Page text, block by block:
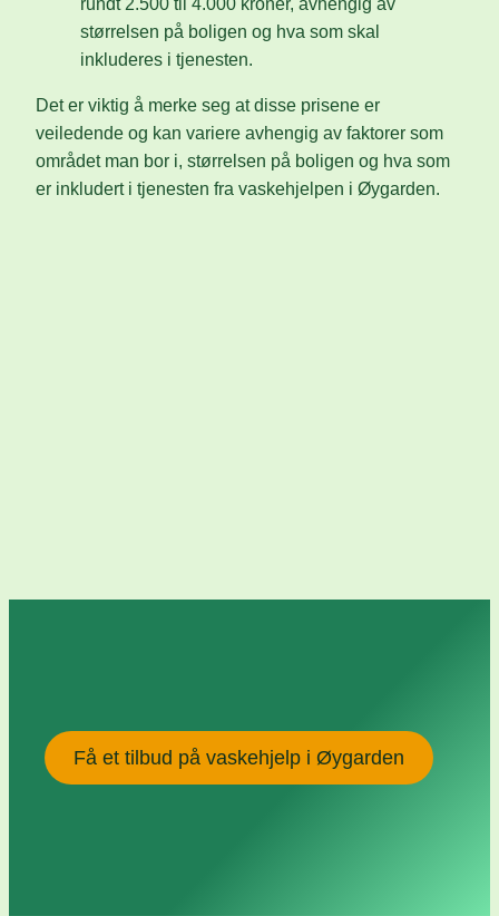
rundt 2.500 til 4.000 kroner, avhengig av
størrelsen på boligen og hva som skal
inkluderes i tjenesten.
Det er viktig å merke seg at disse prisene er
veiledende og kan variere avhengig av faktorer som
området man bor i, størrelsen på boligen og hva som
er inkludert i tjenesten fra vaskehjelpen i Øygarden.
Få et tilbud på vaskehjelp i Øygarden